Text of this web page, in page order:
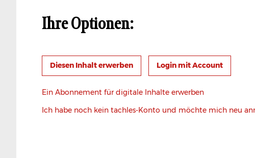
Ihre Optionen:
Login mit Account
Ein Abonnement für digitale Inhalte erwerben
Ich habe noch kein tachles-Konto und möchte mich neu